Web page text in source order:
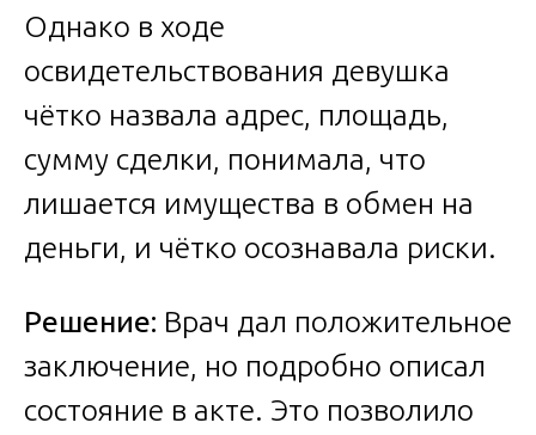
Однако в ходе
освидетельствования девушка
чётко назвала адрес, площадь,
сумму сделки, понимала, что
лишается имущества в обмен на
деньги, и чётко осознавала риски.
Решение: Врач дал положительное
заключение, но подробно описал
состояние в акте. Это позволило